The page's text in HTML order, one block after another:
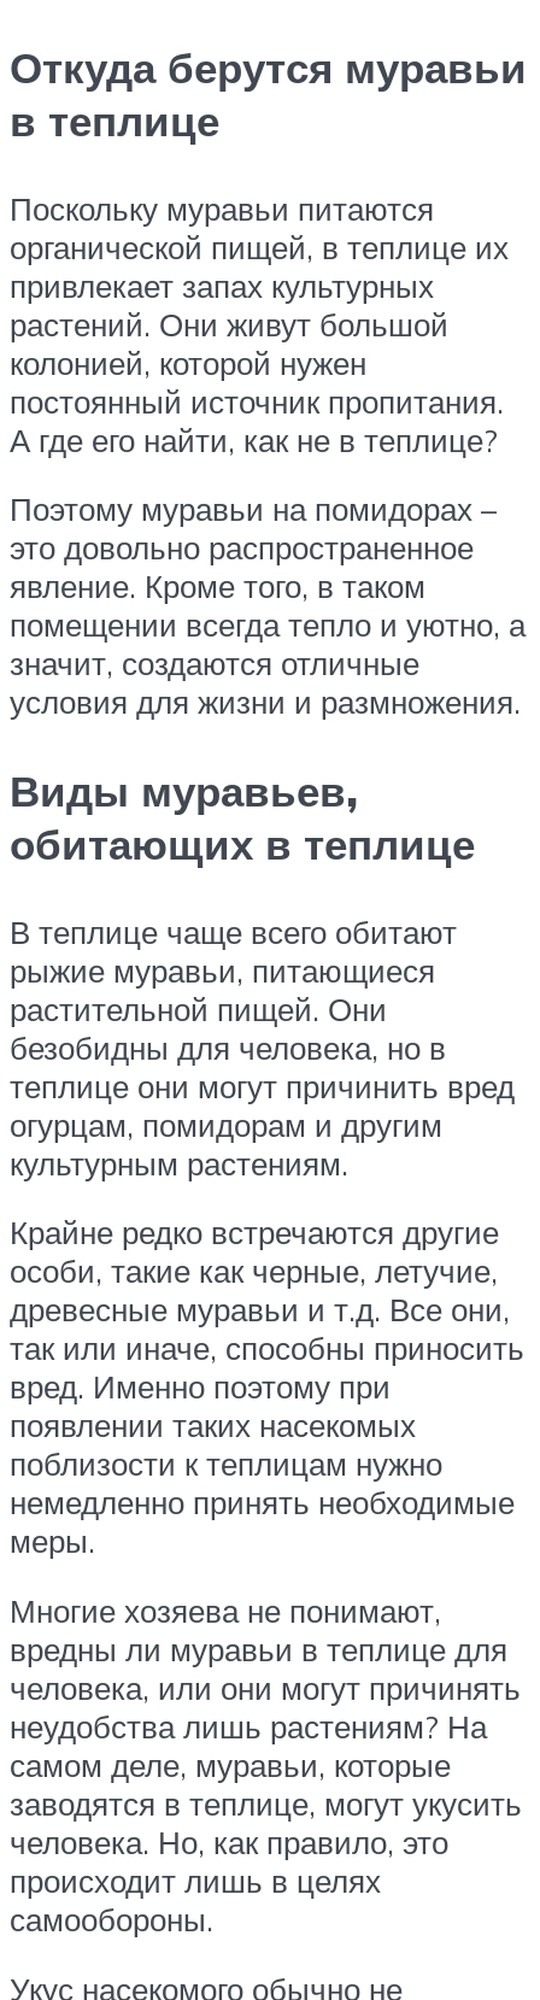
Откуда берутся муравьи
в теплице
Поскольку муравьи питаются
органической пищей, в теплице их
привлекает запах культурных
растений. Они живут большой
колонией, которой нужен
постоянный источник пропитания.
А где его найти, как не в теплице?
Поэтому муравьи на помидорах –
это довольно распространенное
явление. Кроме того, в таком
помещении всегда тепло и уютно, а
значит, создаются отличные
условия для жизни и размножения.
Виды муравьев,
обитающих в теплице
В теплице чаще всего обитают
рыжие муравьи, питающиеся
растительной пищей. Они
безобидны для человека, но в
теплице они могут причинить вред
огурцам, помидорам и другим
культурным растениям.
Крайне редко встречаются другие
особи, такие как черные, летучие,
древесные муравьи и т.д. Все они,
так или иначе, способны приносить
вред. Именно поэтому при
появлении таких насекомых
поблизости к теплицам нужно
немедленно принять необходимые
меры.
Многие хозяева не понимают,
вредны ли муравьи в теплице для
человека, или они могут причинять
неудобства лишь растениям? На
самом деле, муравьи, которые
заводятся в теплице, могут укусить
человека. Но, как правило, это
происходит лишь в целях
самообороны.
Укус насекомого обычно не